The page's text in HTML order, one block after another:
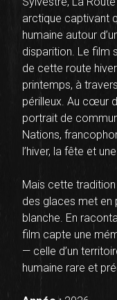
arctique captivant
humaine autour
disparition. Le film
de cette route
printemps, à
périlleux. Au cœur
portrait de
Nations,
l’hiver, la fête et
Mais cette
des glaces met en
blanche. En
film capte une
— celle d’un
humaine rare et